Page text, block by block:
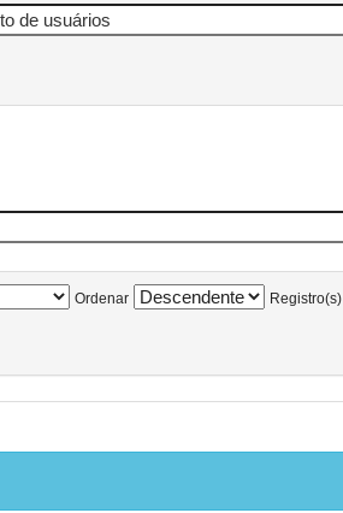
Ordenar Registro(s)